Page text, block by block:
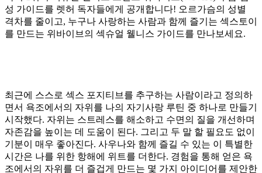
성 가이드를 렛허 독자들에게 공개합니다! 오르가슴의 성별
격차를 줄이고, 누구나 사랑하는 사람과 함께 즐기는 섹스토이
를 만드는 위바이브의 섹슈얼 웰니스 가이드를 만나보세요.
최근에 스스로 섹스 포지티브를 추구하는 사람이라고 정의하
면서 욕조에서의 자위를 나의 자기사랑 루틴 중 하나로 만들기
시작했다. 자위는 스트레스를 해소하고 수면의 질을 개선하며
자존감을 높이는 데 도움이 된다. 그리고 두 말 할 필요도 없이
기분이 매우 좋아진다. 사우나와 함께 즐길 수 있는 이 특별한
시간은 나를 위한 항해에 위트를 더한다. 경험을 통해 얻은 욕
조에서의 자위를 더 즐겁게 만드는 몇 가지 아이디어를 제안한